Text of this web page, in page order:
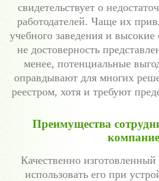
свидетельствует о
работодателей. Чаще их
учебного заведения и
не достоверность
менее, потенциальные
оправдывают для многих
реестром, хотя и требуют
Преимущества
Качественно
использовать его при